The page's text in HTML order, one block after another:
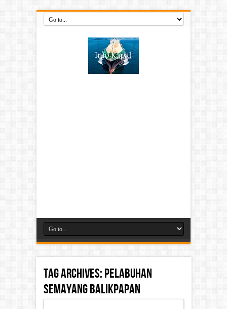
Tag Archives:Pelabuhan
Semayang Balikpapan